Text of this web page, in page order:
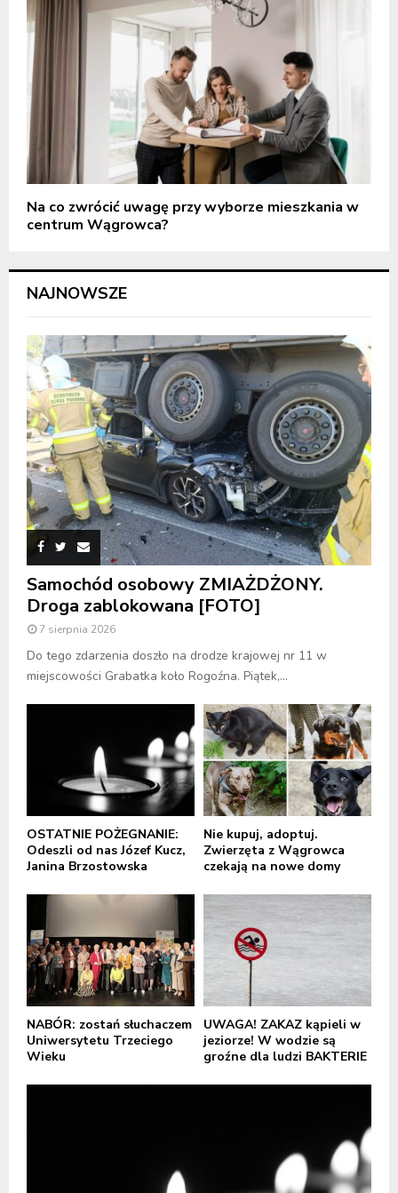
Na co zwrócić uwagę przy wyborze mieszkania w
centrum Wągrowca?
NAJNOWSZE
Samochód osobowy ZMIAŻDŻONY.
Droga zablokowana [FOTO]
7 sierpnia 2026
Do tego zdarzenia doszło na drodze krajowej nr 11 w
miejscowości Grabatka koło Rogoźna. Piątek,...
OSTATNIE POŻEGNANIE:
Odeszli od nas Józef Kucz,
Janina Brzostowska
Nie kupuj, adoptuj.
Zwierzęta z Wągrowca
czekają na nowe domy
NABÓR: zostań słuchaczem
Uniwersytetu Trzeciego
Wieku
UWAGA! ZAKAZ kąpieli w
jeziorze! W wodzie są
groźne dla ludzi BAKTERIE